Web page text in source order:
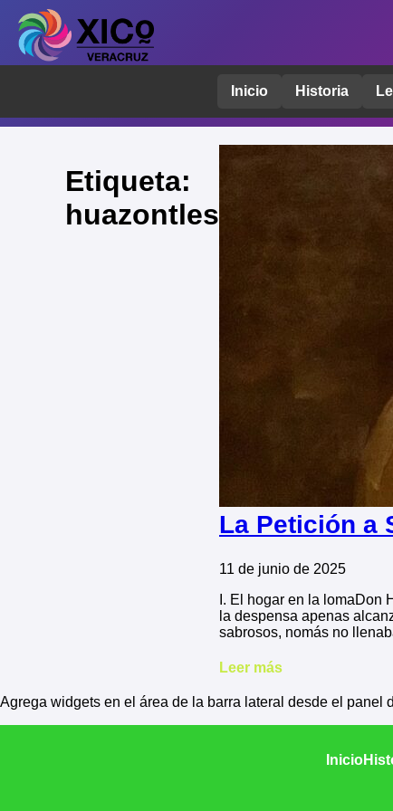
Inicio Historia
Etiqueta:
huazontles
La Petición a
11 de junio de 2025
I. El hogar en la lomaDon
la despensa apenas
sabrosos, nomás no
Leer más
Agrega widgets en el área de la barra lateral desde el panel
Inicio